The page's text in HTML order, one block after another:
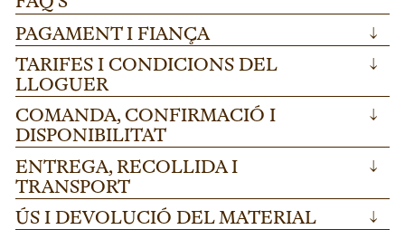
PAGAMENT I FIANÇA
↓
TARIFES I CONDICIONS DEL
LLOGUER
↓
COMANDA, CONFIRMACIÓ I
DISPONIBILITAT
↓
ENTREGA, RECOLLIDA I
TRANSPORT
↓
ÚS I DEVOLUCIÓ DEL MATERIAL ↓